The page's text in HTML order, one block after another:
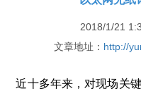
2018/1/21
文章地址： http://
近十多年来，对现场关